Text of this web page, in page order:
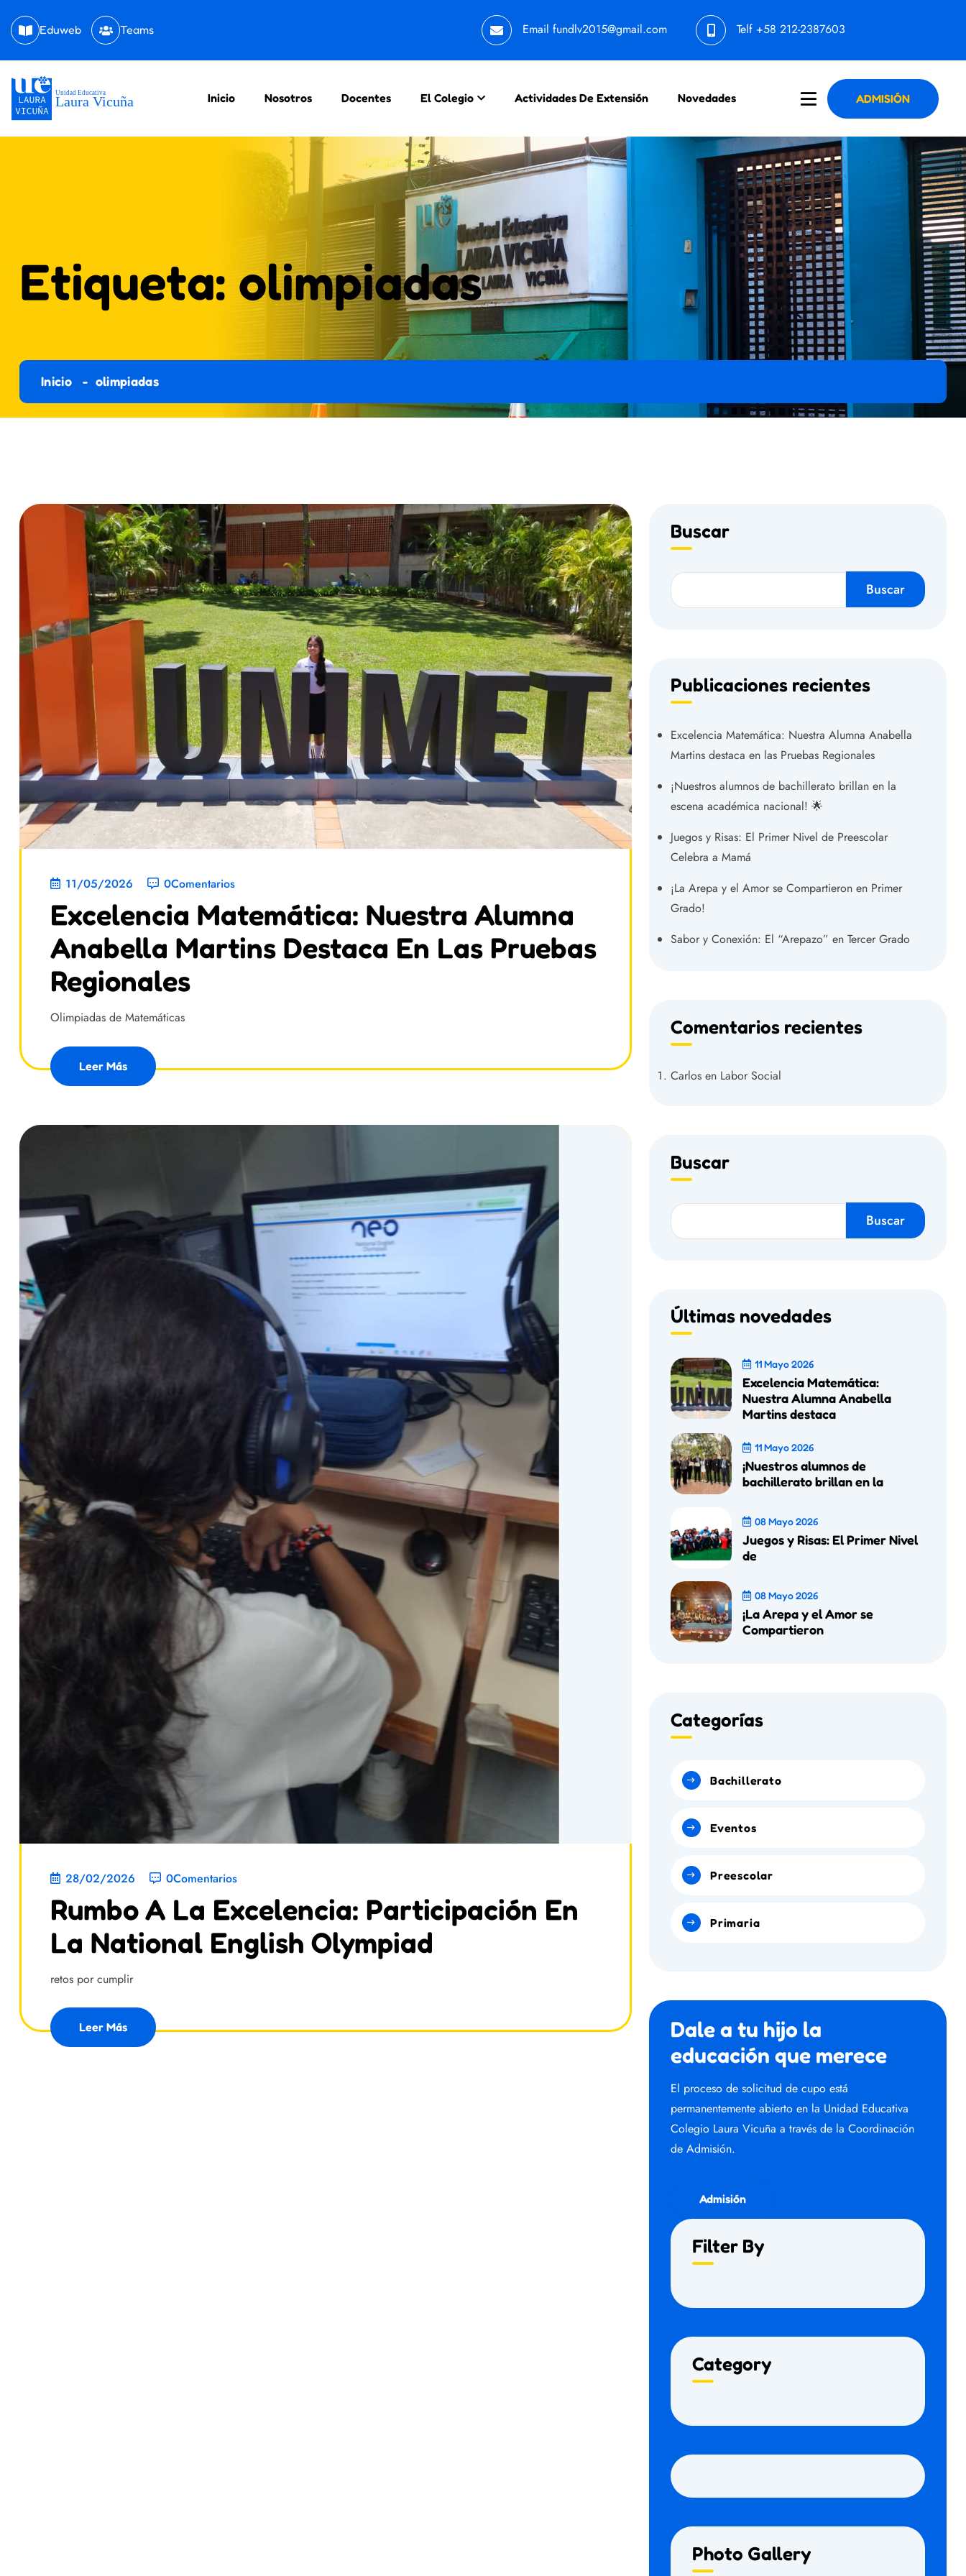
Eduweb Teams Email fundlv2015@gmail.com Telf +58 212-2387603
Inicio Nosotros Docentes El Colegio Actividades De Extensión Novedades ADMISIÓN
Etiqueta: olimpiadas
Inicio olimpiadas
11/05/2026 0Comentarios
Excelencia Matemática: Nuestra Alumna
Anabella Martins Destaca En Las Pruebas
Regionales
Olimpiadas de Matemáticas
Leer Más
28/02/2026 0Comentarios
Rumbo A La Excelencia: Participación En
La National English Olympiad
retos por cumplir
Leer Más
Buscar
Buscar
Publicaciones recientes
Excelencia Matemática: Nuestra Alumna Anabella
Martins destaca en las Pruebas Regionales
¡Nuestros alumnos de bachillerato brillan en la
escena académica nacional! 🌟
Juegos y Risas: El Primer Nivel de Preescolar
Celebra a Mamá
¡La Arepa y el Amor se Compartieron en Primer
Grado!
Sabor y Conexión: El “Arepazo” en Tercer Grado
Comentarios recientes
Carlos en Labor Social
Buscar
Buscar
Últimas novedades
11 Mayo 2026
Excelencia Matemática:
Nuestra Alumna Anabella
Martins destaca
11 Mayo 2026
¡Nuestros alumnos de
bachillerato brillan en la
08 Mayo 2026
Juegos y Risas: El Primer Nivel
de
08 Mayo 2026
¡La Arepa y el Amor se
Compartieron
Categorías
Bachillerato
Eventos
Preescolar
Primaria
Dale a tu hijo la
educación que merece
El proceso de solicitud de cupo está
permanentemente abierto en la Unidad Educativa
Colegio Laura Vicuña a través de la Coordinación
de Admisión.
Admisión
Filter By
Category
Photo Gallery